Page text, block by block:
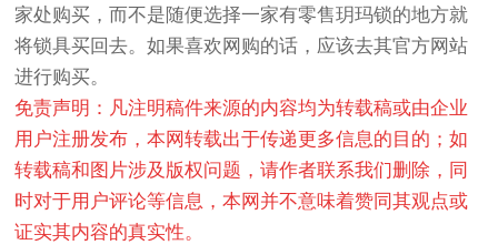
家处购买，而不是随便选择一家有零售玥玛锁的地方就
将锁具买回去。如果喜欢网购的话，应该去其官方网站
进行购买。
免责声明：凡注明稿件来源的内容均为转载稿或由企业
用户注册发布，本网转载出于传递更多信息的目的；如
转载稿和图片涉及版权问题，请作者联系我们删除，同
时对于用户评论等信息，本网并不意味着赞同其观点或
证实其内容的真实性。